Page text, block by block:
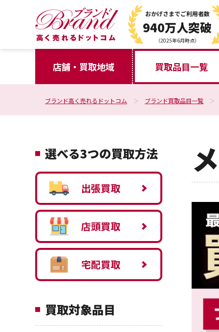
おかげさまでご利用者数
940万人突破
（2025年6月時点）
店舗・買取地域 買取品目一覧
ブランド高く売れるドットコム ブランド買取品目一覧
選べる3つの買取方法
出張買取
店頭買取
宅配買取
買取対象品目